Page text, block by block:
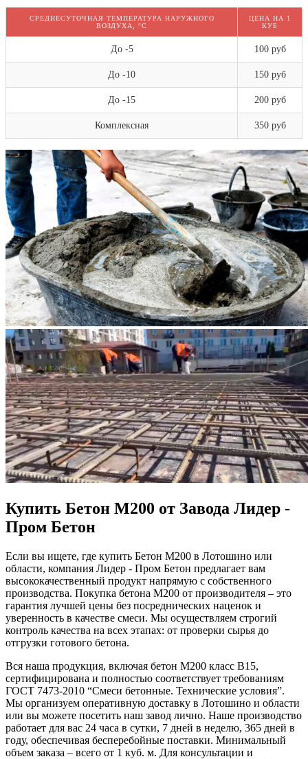
СРЕДНЕСУТОЧНАЯ ТЕМПЕРАТУРА НАРУЖНОГО
ВОЗДУХА, °C
ЦЕНА НА 1
КУБ
До -5 100 руб
До -10 150 руб
До -15 200 руб
Комплексная 350 руб
Купить Бетон М200 от Завода Лидер -
Пром Бетон
Если вы ищете, где купить Бетон М200 в Лотошино или
области, компания Лидер - Пром Бетон предлагает вам
высококачественный продукт напрямую с собственного
производства. Покупка бетона М200 от производителя – это
гарантия лучшей цены без посреднических наценок и
уверенность в качестве смеси. Мы осуществляем строгий
контроль качества на всех этапах: от проверки сырья до
отгрузки готового бетона.
Вся наша продукция, включая бетон М200 класс B15,
сертифицирована и полностью соответствует требованиям
ГОСТ 7473-2010 “Смеси бетонные. Технические условия”.
Мы организуем оперативную доставку в Лотошино и области
или вы можете посетить наш завод лично. Наше производство
работает для вас 24 часа в сутки, 7 дней в неделю, 365 дней в
году, обеспечивая бесперебойные поставки. Минимальный
объем заказа – всего от 1 куб. м. Для консультации и